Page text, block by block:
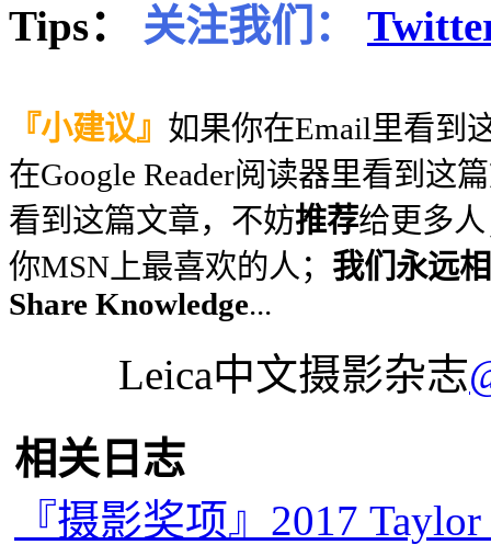
Tips： 关注我们：
『小建议』 如果你在Email里看到
在Google Reader阅读器里看到这
看到这篇文章，不妨推荐给更多
你MSN上最喜欢的人； 我们永远
Share Knowledge...
Leica中文摄影杂志
相关日志
『摄影奖项』2017